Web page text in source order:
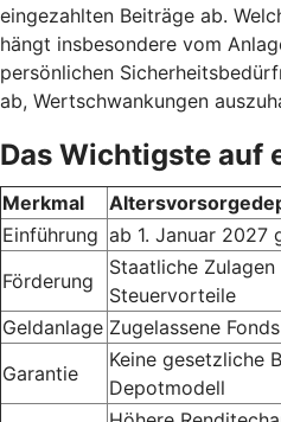
eingezahlten Beiträge ab.
hängt insbesondere vom
persönlichen
ab, Wertschwankungen
Das Wichtigste auf
Merkmal
Einführung ab 1. Januar 2027
Förderung
Staatliche
Steuervorteile
Geldanlage Zugelassene
Garantie
Keine gesetzliche
Depotmodell